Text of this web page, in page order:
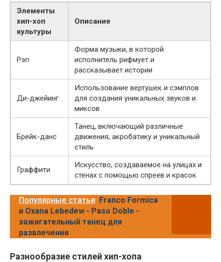
Элементы
хип-хоп
культуры
Описание
Рэп
Форма музыки, в которой
исполнитель рифмует и
рассказывает истории
Ди-джейинг
Использование вертушек и сэмплов
для создания уникальных звуков и
миксов
Брейк-данс
Танец, включающий различные
движения, акробатику и уникальный
стиль
Граффити
Искусство, создаваемое на улицах и
стенах с помощью спреев и красок
Популярные статьи Franco Formica
и Oxana Lebedew - Paso Doble -
зажигательный танец для
развлечения
Разнообразие стилей хип-хопа